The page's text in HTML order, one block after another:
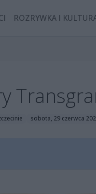
ROZRYWKA I
sobota, 29 czerwca